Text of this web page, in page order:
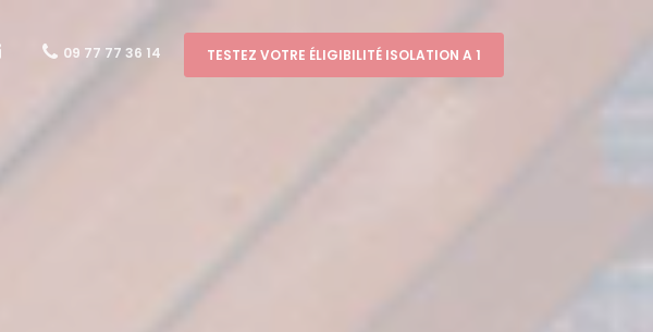
09 77 77 36 14 TESTEZ VOTRE ÉLIGIBILITÉ ISOLATION A 1